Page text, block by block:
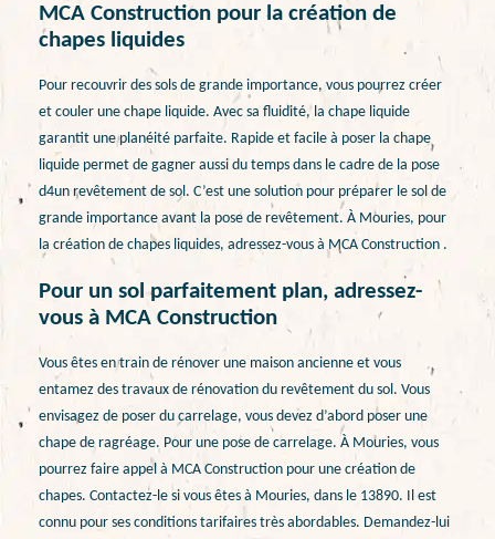
MCA Construction pour la création de
chapes liquides
Pour recouvrir des sols de grande importance, vous pourrez créer
et couler une chape liquide. Avec sa fluidité, la chape liquide
garantit une planéité parfaite. Rapide et facile à poser la chape
liquide permet de gagner aussi du temps dans le cadre de la pose
d4un revêtement de sol. C’est une solution pour préparer le sol de
grande importance avant la pose de revêtement. À Mouries, pour
la création de chapes liquides, adressez-vous à MCA Construction .
Pour un sol parfaitement plan, adressez-
vous à MCA Construction
Vous êtes en train de rénover une maison ancienne et vous
entamez des travaux de rénovation du revêtement du sol. Vous
envisagez de poser du carrelage, vous devez d’abord poser une
chape de ragréage. Pour une pose de carrelage. À Mouries, vous
pourrez faire appel à MCA Construction pour une création de
chapes. Contactez-le si vous êtes à Mouries, dans le 13890. Il est
connu pour ses conditions tarifaires très abordables. Demandez-lui